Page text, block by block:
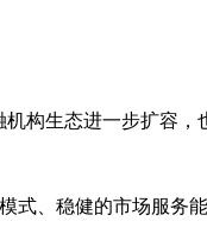
构生态进一步扩容，
式、稳健的市场服务